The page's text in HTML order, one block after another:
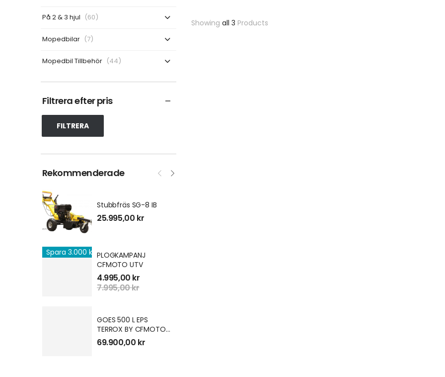
På 2 & 3 hjul (60)
Mopedbilar (7)
Mopedbil Tillbehör (44)
Filtrera efter pris
FILTRERA
Rekommenderade
Stubbfräs SG-8 IB
25.995,00 kr
Spara 3.000 kr PLOGKAMPANJ
CFMOTO UTV
4.995,00 kr
7.995,00kr
GOES 500 L EPS
TERROX BY CFMOTO
T3B
69.900,00 kr
Showing all 3 Products